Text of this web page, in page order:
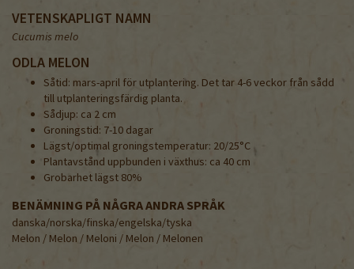
VETENSKAPLIGT NAMN
Cucumis melo
ODLA MELON
Såtid: mars-april för utplantering. Det tar 4-6 veckor från sådd
till utplanteringsfärdig planta.
Sådjup: ca 2 cm
Groningstid: 7-10 dagar
Lägst/optimal groningstemperatur: 20/25°C
Plantavstånd uppbunden i växthus: ca 40 cm
Grobarhet lägst 80%
BENÄMNING PÅ NÅGRA ANDRA SPRÅK
danska/norska/finska/engelska/tyska
Melon / Melon / Meloni / Melon / Melonen